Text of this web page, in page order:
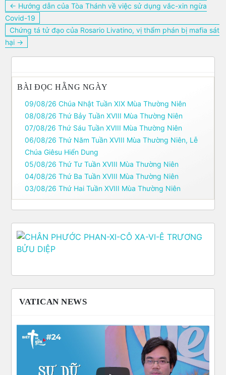
Điều
hướng
bài
viết
← Hướng dẫn của Tòa Thánh về việc sử dụng vắc-xin ngừa
Covid-19
Chứng tá tử đạo của Rosario Livatino, vị thẩm phán bị mafia sát
hại →
BÀI ĐỌC HẰNG NGÀY
09/08/26 Chúa Nhật Tuần XIX Mùa Thường Niên
08/08/26 Thứ Bảy Tuần XVIII Mùa Thường Niên
07/08/26 Thứ Sáu Tuần XVIII Mùa Thường Niên
06/08/26 Thứ Năm Tuần XVIII Mùa Thường Niên, Lễ
Chúa Giêsu Hiển Dung
05/08/26 Thứ Tư Tuần XVIII Mùa Thường Niên
04/08/26 Thứ Ba Tuần XVIII Mùa Thường Niên
03/08/26 Thứ Hai Tuần XVIII Mùa Thường Niên
VATICAN NEWS